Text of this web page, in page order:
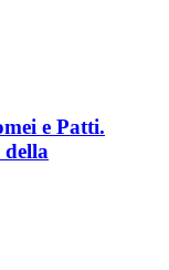
e Patti.
della